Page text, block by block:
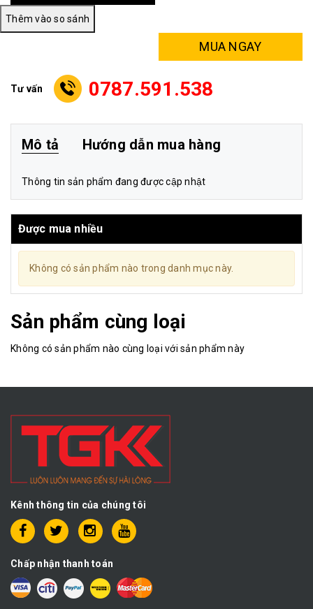
MUA NGAY
Tư vấn 0787.591.538
Mô tả Hướng dẫn mua hàng
Thông tin sản phẩm đang được cập nhật
Được mua nhiều
Không có sản phẩm nào trong danh mục này.
Sản phẩm cùng loại
Không có sản phẩm nào cùng loại với sản phẩm này
Kênh thông tin của chúng tôi
Chấp nhận thanh toán